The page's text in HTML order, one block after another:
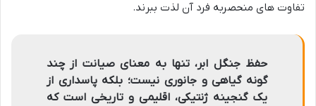
تفاوت های منحصربه فرد آن لذت ببرند.
حفظ جنگل ابر، تنها به معنای صیانت از چند
گونه گیاهی و جانوری نیست؛ بلکه پاسداری از
یک گنجینه ژنتیکی، اقلیمی و تاریخی است که